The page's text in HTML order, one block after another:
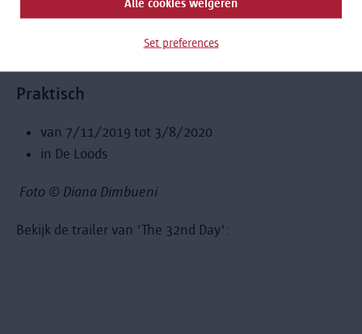
Set preferences
één van de geïnterviewden, Saïf ‘Dumuzy’ Lama’a,
Zee en de Balkan route in 2015.
Praktisch
van 7/11/2019 tot 3/8/2020
in De Loods
Foto © Diana Dimbueni
Bekijk de trailer van 'The 32nd Day':